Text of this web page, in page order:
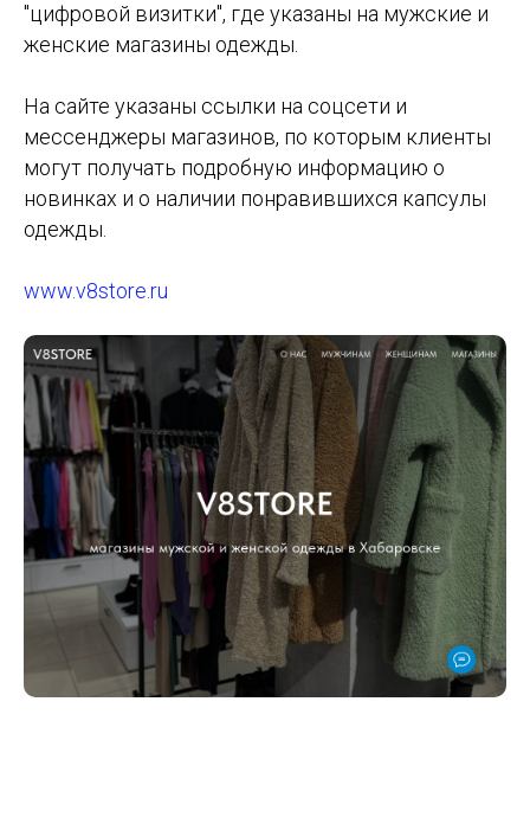
"цифровой визитки", где указаны на мужские и
женские магазины одежды.
На сайте указаны ссылки на соцсети и
мессенджеры магазинов, по которым клиенты
могут получать подробную информацию о
новинках и о наличии понравившихся капсулы
одежды.
www.v8store.ru